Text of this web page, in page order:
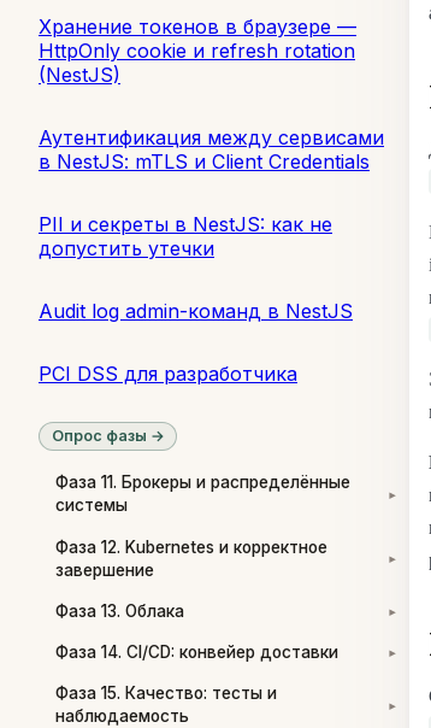
Хранение токенов в браузере —
HttpOnly cookie и refresh rotation
(NestJS)
Аутентификация между сервисами
в NestJS: mTLS и Client Credentials
PII и секреты в NestJS: как не
допустить утечки
Audit log admin-команд в NestJS
PCI DSS для разработчика
Опрос фазы →
Фаза 11. Брокеры и распределённые
системы
▾
Фаза 12. Kubernetes и корректное
завершение
▾
Фаза 13. Облака ▾
Фаза 14. CI/CD: конвейер доставки ▾
Фаза 15. Качество: тесты и
наблюдаемость
▾